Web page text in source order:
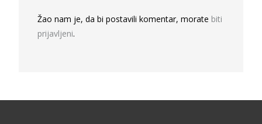
Žao nam je, da bi postavili komentar, morate biti
prijavljeni.